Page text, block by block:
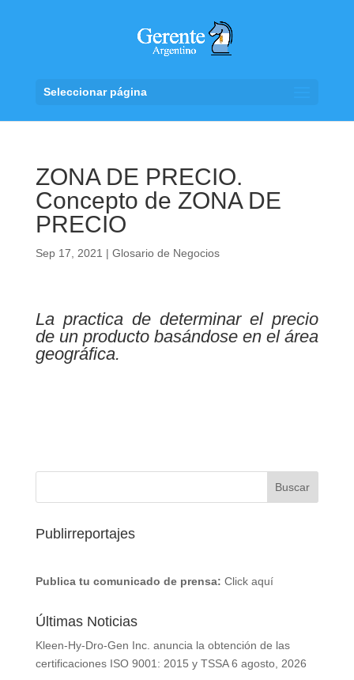
Seleccionar página
ZONA DE PRECIO.
Concepto de ZONA DE
PRECIO
Sep 17, 2021 | Glosario de Negocios
La practica de determinar el precio
de un producto basándose en el área
geográfica.
Publirreportajes
Publica tu comunicado de prensa: Click aquí
Últimas Noticias
Kleen-Hy-Dro-Gen Inc. anuncia la obtención de las
certificaciones ISO 9001: 2015 y TSSA 6 agosto, 2026